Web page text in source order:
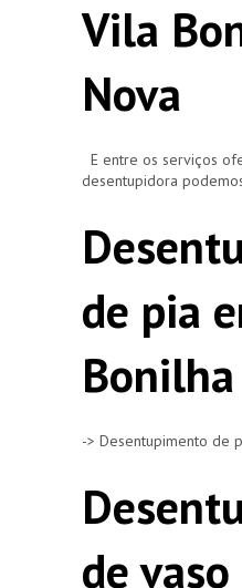
Vila
Nova
E entre os serviços
desentupidora
de pia
-> Desentupimento de
de vaso